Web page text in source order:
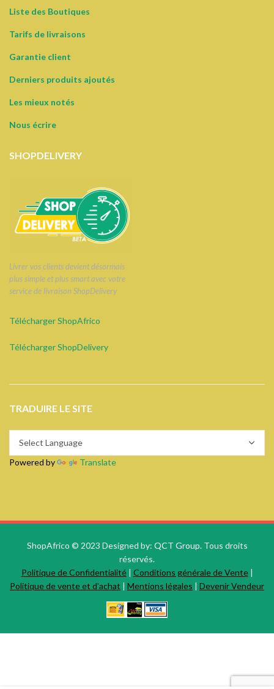
Liste des Boutiques
Tarifs de livraisons
Garantie client
Derniers produits ajoutés
Les mieux notés
Nous écrire
SHOPDELIVERY
Livrer vos clients devient désormais
plus simple et plus smart avec votre
service de livraison ShopDelivery
Télécharger ShopAfrico
Télécharger ShopDelivery
TRADUIRE LE SITE
Powered by Translate
ShopAfrico © 2023 Designed by: QCT Group.Tous droits
réservés.
Politique de Confidentialité| Conditions générale de Vente|
Politique de vente et d'achat | Mentions légales | Devenir Vendeur